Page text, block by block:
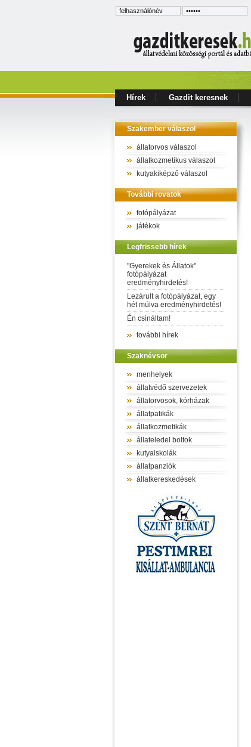
Hírek Gazdit keresnek
Szakember válaszol
állatorvos válaszol
állatkozmetikus válaszol
kutyakiképző válaszol
További rovatok
fotópályázat
játékok
Legfrissebb hírek
"Gyerekek és Állatok"
fotópályázat
eredményhirdetés!
Lezárult a fotópályázat, egy
hét múlva eredményhirdetés!
Én csináltam!
további hírek
Szaknévsor
menhelyek
állatvédő szervezetek
állatorvosok, kórházak
állatpatikák
állatkozmetikák
állateledel boltok
kutyaiskolák
állatpanziók
állatkereskedések